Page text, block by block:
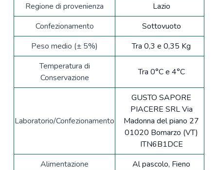
Regione di provenienza
Lazio
Confezionamento
Sottovuoto
Peso medio (± 5%)
Tra 0,3 e 0,35 Kg
Temperatura di
Conservazione
Tra 0°C e 4°C
Laboratorio/Confezionamento
GUSTO SAPORE
PIACERE SRL Via
Madonna del piano 27
01020 Bomarzo (VT)
ITN6B1DCE
Alimentazione
Al pascolo, Fieno